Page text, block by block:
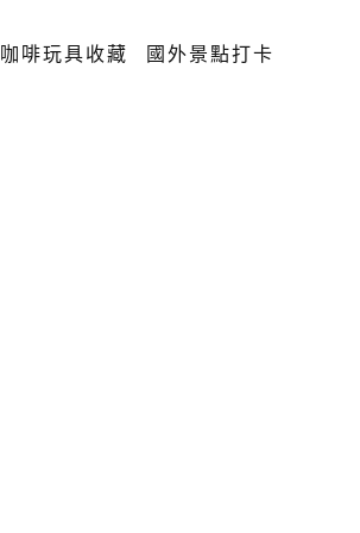
咖啡玩具收藏 國外景點打卡